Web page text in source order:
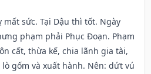
mất sức. Tại Dậu thì tốt. Ngày
phạm phải Phục Đoạn. Phạm
cất, thừa kế, chia lãnh gia tài,
gốm và xuất hành. Nên: dứt vú